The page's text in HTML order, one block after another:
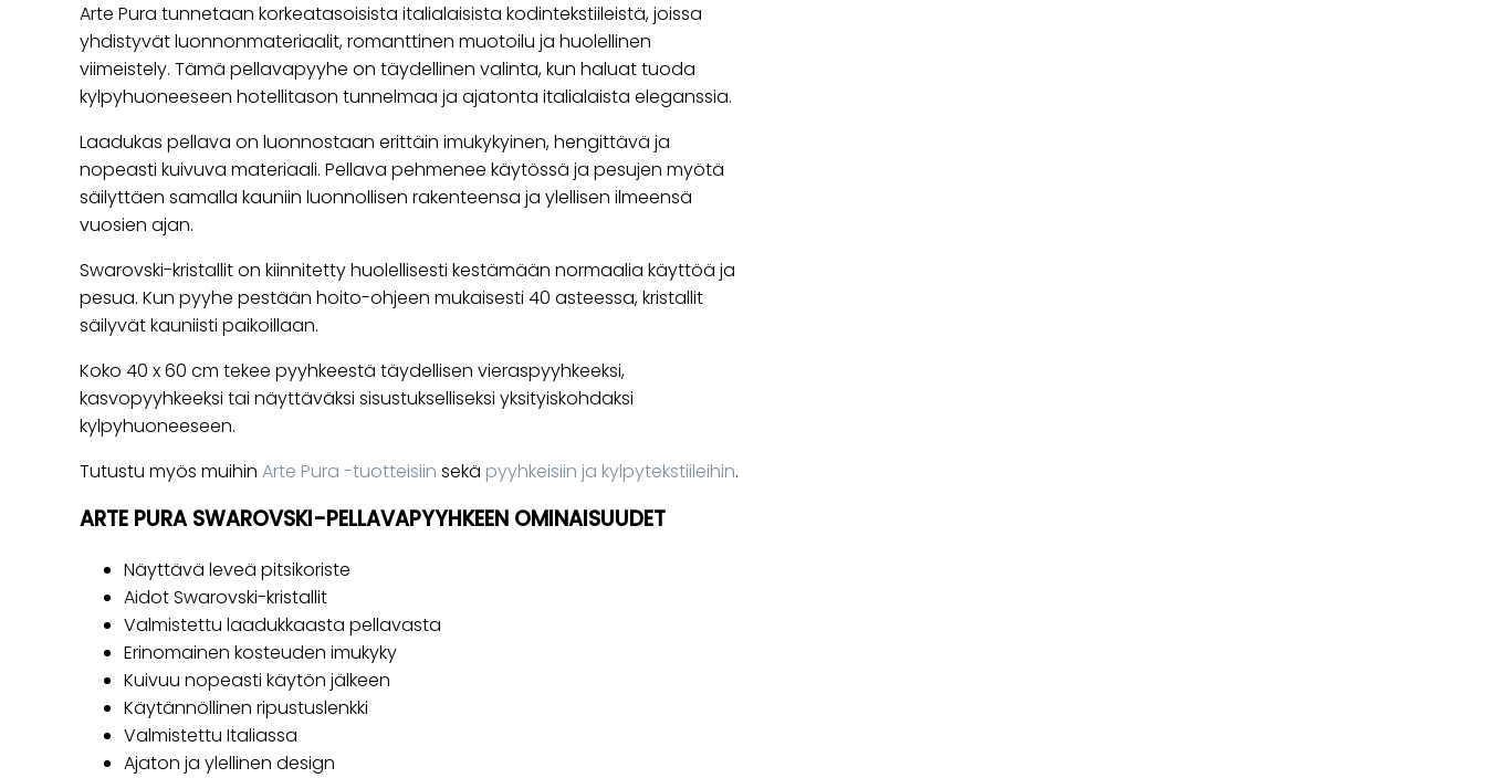
Arte Pura tunnetaan korkeatasoisista italialaisista kodintekstiileistä, joissa
yhdistyvät luonnonmateriaalit, romanttinen muotoilu ja huolellinen
viimeistely. Tämä pellavapyyhe on täydellinen valinta, kun haluat tuoda
kylpyhuoneeseen hotellitason tunnelmaa ja ajatonta italialaista eleganssia.
Laadukas pellava on luonnostaan erittäin imukykyinen, hengittävä ja
nopeasti kuivuva materiaali. Pellava pehmenee käytössä ja pesujen myötä
säilyttäen samalla kauniin luonnollisen rakenteensa ja ylellisen ilmeensä
vuosien ajan.
Swarovski-kristallit on kiinnitetty huolellisesti kestämään normaalia käyttöä ja
pesua. Kun pyyhe pestään hoito-ohjeen mukaisesti 40 asteessa, kristallit
säilyvät kauniisti paikoillaan.
Koko 40 x 60 cm tekee pyyhkeestä täydellisen vieraspyyhkeeksi,
kasvopyyhkeeksi tai näyttäväksi sisustukselliseksi yksityiskohdaksi
kylpyhuoneeseen.
Tutustu myös muihin Arte Pura -tuotteisiin sekä pyyhkeisiin ja kylpytekstiileihin.
ARTE PURA SWAROVSKI-PELLAVAPYYHKEEN OMINAISUUDET
Näyttävä leveä pitsikoriste
Aidot Swarovski-kristallit
Valmistettu laadukkaasta pellavasta
Erinomainen kosteuden imukyky
Kuivuu nopeasti käytön jälkeen
Käytännöllinen ripustuslenkki
Valmistettu Italiassa
Ajaton ja ylellinen design